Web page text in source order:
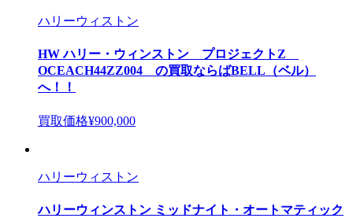
ハリーウィストン
HW ハリー・ウィンストン プロジェクトZ
OCEACH44ZZ004 の買取ならばBELL（ベル）
へ！！
買取価格¥900,000
ハリーウィストン
ハリーウィンストン ミッドナイト・オートマティック